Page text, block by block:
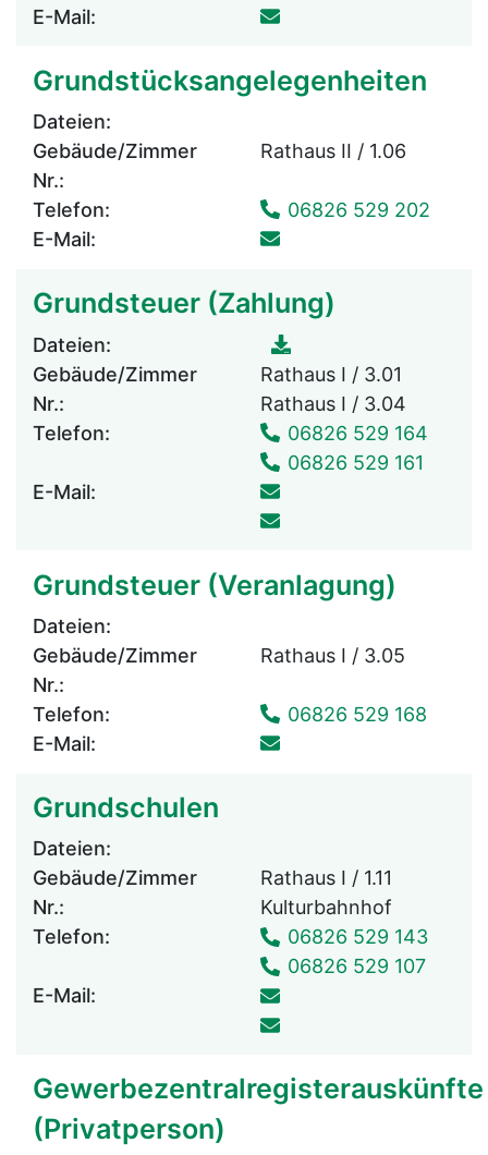
E-Mail:
Grundstücksangelegenheiten
Dateien:
Gebäude/Zimmer
Nr.:
Rathaus II / 1.06
Telefon:
06826 529 202
E-Mail:
Grundsteuer (Zahlung)
Dateien:
Gebäude/Zimmer
Nr.:
Rathaus I / 3.01
Rathaus I / 3.04
Telefon:
06826 529 164
06826 529 161
E-Mail:
Grundsteuer (Veranlagung)
Dateien:
Gebäude/Zimmer
Nr.:
Rathaus I / 3.05
Telefon:
06826 529 168
E-Mail:
Grundschulen
Dateien:
Gebäude/Zimmer
Nr.:
Rathaus I / 1.11
Kulturbahnhof
Telefon:
06826 529 143
06826 529 107
E-Mail:
Gewerbezentralregisterauskünfte
(Privatperson)